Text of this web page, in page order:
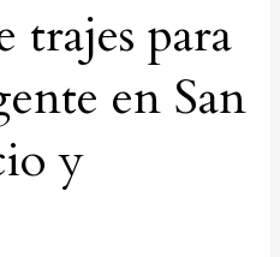
trajes para
en San
y